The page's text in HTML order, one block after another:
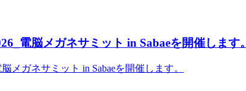
電脳メガネサミット in Sabaeを開催します。
メガネサミット in Sabaeを開催します。